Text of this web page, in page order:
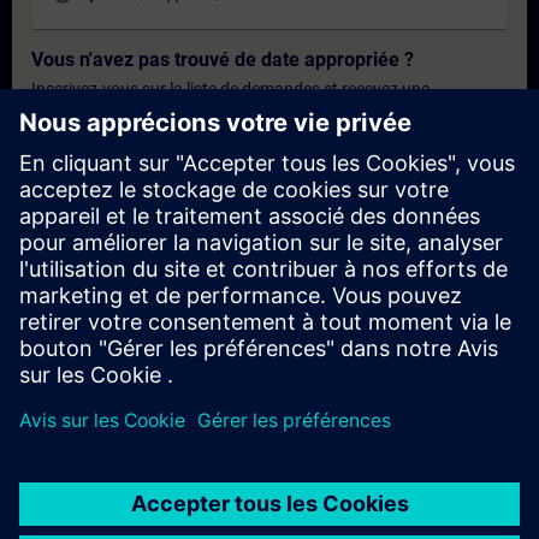
Vous n'avez pas trouvé de date appropriée ?
Inscrivez-vous sur la liste de demandes et recevez une
notification dès que de nouvelles dates sont disponibles.
Activer le service de notification
Offre personnalisée
Vous avez besoin d'une offre personnalisée ? Après avoir fourni
vos données personnelles, nous vous enverrons immédiatement
une offre personnalisée à votre adresse électronique.
Envoyez une offre personnelle